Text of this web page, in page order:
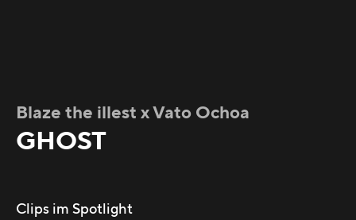
Blaze the illest x Vato Ochoa
GHOST
Clips im Spotlight